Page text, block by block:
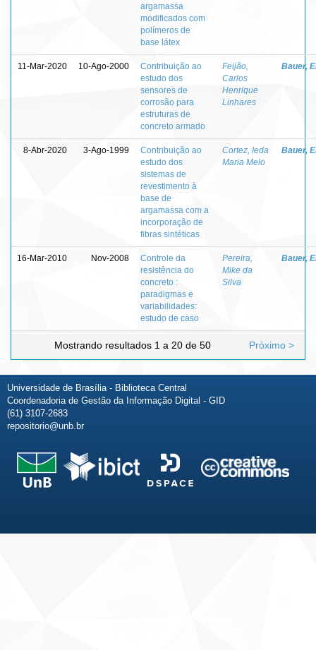
argamassa
modificados com
polímeros de
base látex
11-Mar-2020 10-Ago-2000
Contribuição ao
estudo dos
sensores de
corrosão para
estruturas de
concreto armado
Feijão,
Carlos
Henrique
Linhares
Bauer,
8-Abr-2020 3-Ago-1999
Contribuição ao
estudo dos
sistemas de
revestimento à
base de
argamassa com a
incorporação de
fibras sintéticas
Cortez, Ieda
Maria Melo
Bauer,
16-Mar-2010 Nov-2008
Controle da
resistência do
concreto :
paradigmas e
variabilidades:
estudo de caso
Pereira,
Mike da
Silva
Bauer,
Mostrando resultados 1 a 20 de 50 Próximo >
Universidade de Brasília - Biblioteca Central
Coordenadoria de Gestão da Informação Digital - GID
(61) 3107-2683
repositorio@unb.br